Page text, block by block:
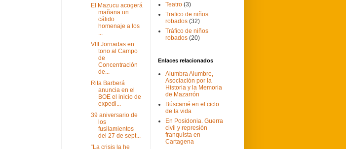
El Mazucu acogerá
mañana un
cálido
homenaje a los
VIII Jornadas en
tono al Campo
de
Concentración
de...
Rita Barberá
anuncia en el
BOE el inicio de
expedi...
39 aniversario de
los
fusilamientos
del 27 de sept...
“La crisis la he
Teatro (3)
Trafico de niños
robados (32)
Tráfico de niños
robados (20)
Enlaces relacionados
Alumbra Alumbre,
Asociación por la
Historia y la Memoria
de Mazarrón
Búscamé en el ciclo
de la vida
En Posidonia. Guerra
civil y represión
franquista en
Cartagena